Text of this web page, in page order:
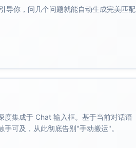
导你，问几个问题就能自动生成完美匹配
集成于 Chat 输入框。基于当前对话语
可及，从此彻底告别"手动搬运"。